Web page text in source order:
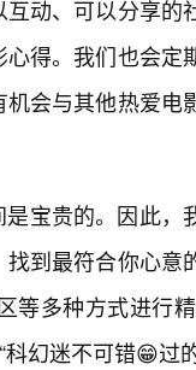
动、可以分享
得。我们也会
会与其他热爱
宝贵的。因此
到最符合你心
等多种方式进行
科幻迷不可错😁